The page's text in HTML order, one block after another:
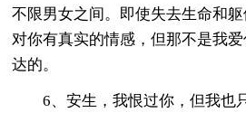
不限男女之间。即使失去生命和
对你有真实的情感，但那不是我
达的。
6、安生，我恨过你，但我也